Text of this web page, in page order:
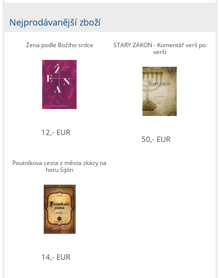
Nejprodávanější zboží
Žena podle Božího srdce
12,- EUR
STARÝ ZÁKON - Komentář verš po
verši
50,- EUR
Poutníkova cesta z města zkázy na
horu Sijón
14,- EUR